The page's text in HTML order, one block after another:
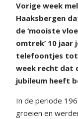
Vorige week
Haaksbergen
de ‘mooiste
omtrek’ 10 jaar
telefoontjes tot
week recht dat
jubileum heeft
In de periode
groeien en